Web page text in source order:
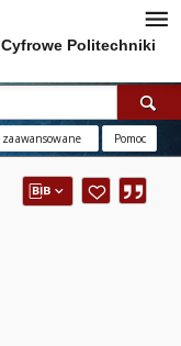
Politechniki
Pomoc